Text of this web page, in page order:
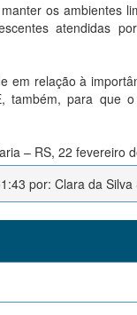
os ambientes
atendidas
em relação à
também, para que
– RS, 22 fevereiro
por: Clara da Silva